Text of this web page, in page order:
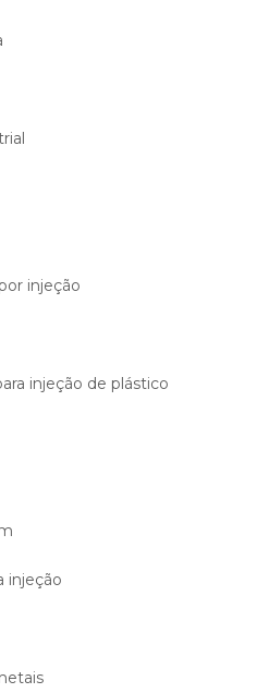
injeção
injeção de plástico
injeção